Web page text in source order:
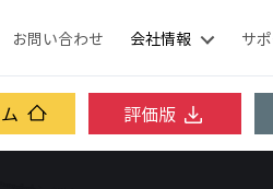
お問い合わせ 会社情報 サ
評価版